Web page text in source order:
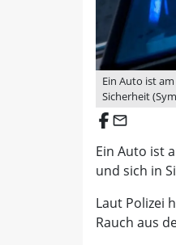
Ein Auto ist
Sicherheit
email
Ein Auto ist
und sich in
Laut Polizei
Rauch aus